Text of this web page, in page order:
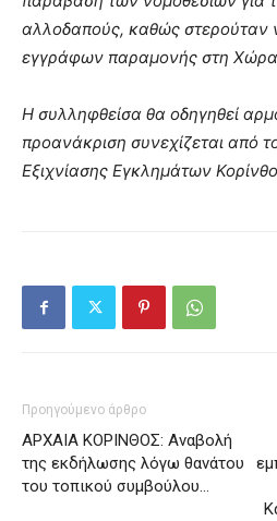
αλλοδαπούς, καθώς στερούταν
εγγράφων παραμονής στη
Η συλληφθείσα θα οδηγηθεί
προανάκριση συνεχίζεται από
Εξιχνίασης Εγκλημάτων
Προηγούμενο άρθρο
ΑΡΧΑΙΑ ΚΟΡΙΝΘΟΣ: Αναβολή
της εκδήλωσης λόγω θανάτου
του τοπικού συμβούλου…